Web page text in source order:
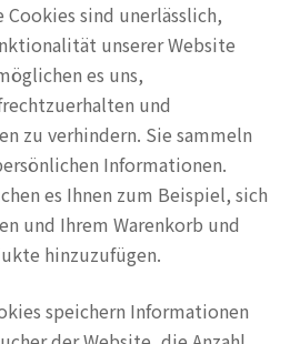
Cookies sind unerlässlich,
unserer Website
es uns,
und
zu verhindern. Sie sammeln
Informationen.
es Ihnen zum Beispiel, sich
und Ihrem Warenkorb und
hinzuzufügen.
speichern Informationen